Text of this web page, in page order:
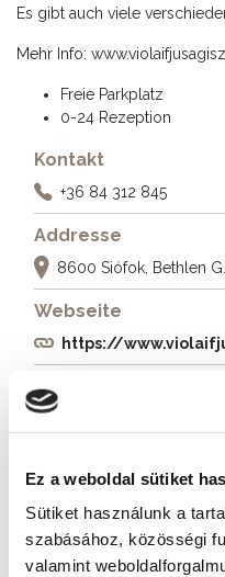
Ez a weboldal sütiket
Sütiket használunk a
szabásához, közösségi
valamint
Es gibt auch viele
Mehr Info:
Freie Parkplatz
0-24 Rezeption
Kontakt
+36 84 312 845
Addresse
8600 Siófok, Bethlen G.
Webseite
https://
Weitere Unterkünfte